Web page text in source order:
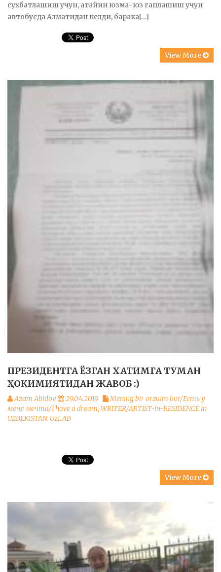
суҳбатлашиш учун, атайин юзма-юз гаплашиш учун
автобусда Алматидан келди, барака[…]
View More
ПРЕЗИДЕНТГА ЁЗГАН ХАТИМГА ТУМАН
ҲОКИМИЯТИДАН ЖАВОБ :)
Azam Abidov 29.04.2019
Mening bir orzuim bor/Есть у
меня мечта/I have a dream, WRITER/ARTIST-in-RESIDENCE in
UZBEKISTAN. UzLAB
View More